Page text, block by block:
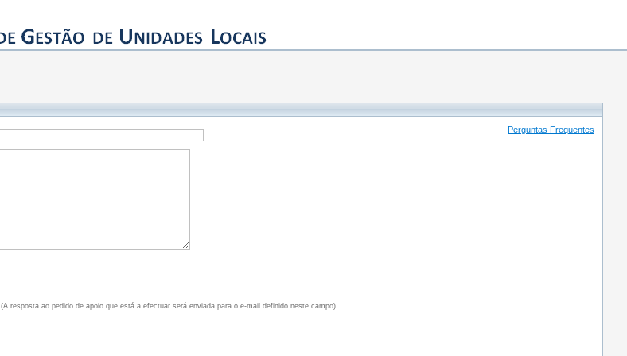
Perguntas Frequentes
(A resposta ao pedido de apoio que está a efectuar será enviada para o e-mail definido neste campo)